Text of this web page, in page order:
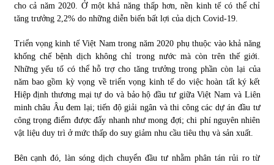
Phân tích giá tiền điện tử sau ngày thị trường lập kỷ lục
09/11/2021
Chứng khoán ngày 12/10/2021: Top 10 cổ phiếu nổi bật
13/10/2021
Top 10 xe bán chạy nhất tháng 9/2021
cho cả năm 2020. Ở một khả năng thấp hơn, nền kinh tế có thể chỉ
tăng trưởng 2,2% do những diễn biến bất lợi của dịch Covid-19.
Triển vọng kinh tế Việt Nam trong năm 2020 phụ thuộc vào khả năng
khống chế bệnh dịch không chỉ trong nước mà còn trên thế giới.
Những yếu tố có thể hỗ trợ cho tăng trưởng trong phần còn lại của
năm bao gồm kỳ vọng về triển vọng kinh tế do việc hoàn tất ký kết
Hiệp định thương mại tự do và bảo hộ đầu tư giữa Việt Nam và Liên
minh châu Âu đem lại; tiến độ giải ngân và thi công các dự án đầu tư
công trọng điểm được đẩy nhanh như mong đợi; chi phí nguyên nhiên
vật liệu duy trì ở mức thấp do suy giảm nhu cầu tiêu thụ và sản xuất.
Bên cạnh đó, làn sóng dịch chuyển đầu tư nhằm phân tán rủi ro từ